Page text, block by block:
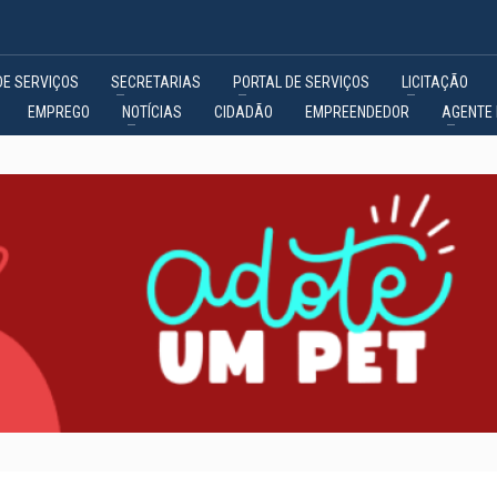
SERVIÇOS SECRETARIAS PORTAL DE SERVIÇOS
LICITAÇÃO
EMPREGO
NOTÍCIAS CIDADÃO EMPREENDEDOR AGENTE